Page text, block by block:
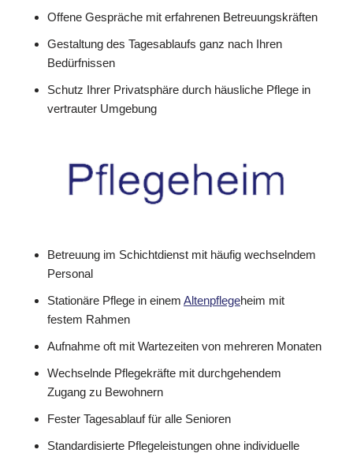
Offene Gespräche mit erfahrenen Betreuungskräften
Gestaltung des Tagesablaufs ganz nach Ihren
Bedürfnissen
Schutz Ihrer Privatsphäre durch häusliche Pflege in
vertrauter Umgebung
Betreuung im Schichtdienst mit häufig wechselndem
Personal
Stationäre Pflege in einem Altenpflegeheim mit
festem Rahmen
Aufnahme oft mit Wartezeiten von mehreren Monaten
Wechselnde Pflegekräfte mit durchgehendem
Zugang zu Bewohnern
Fester Tagesablauf für alle Senioren
Standardisierte Pflegeleistungen ohne individuelle